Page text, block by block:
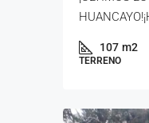
107 m2
TERRENO